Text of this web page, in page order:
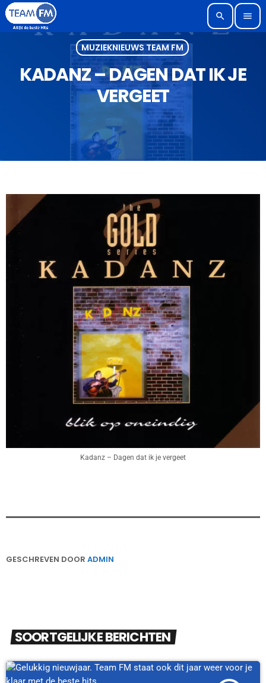
search menu
MUZIEKNIEUWS TEAM FM
KADANZ – DAGEN DAT IK JE
VERGEET
Kadanz – Dagen dat ik je vergeet
GESCHREVEN DOOR ADMIN
SOORTGELIJKE BERICHTEN